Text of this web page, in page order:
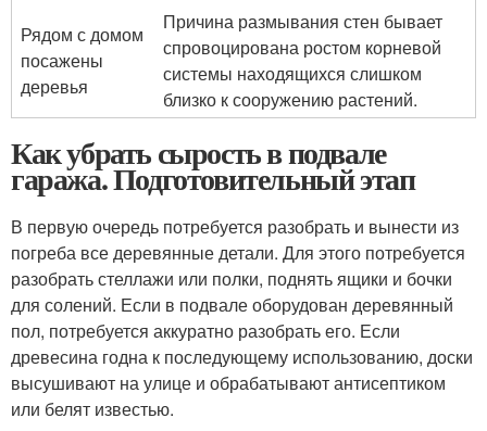
Рядом с домом
посажены
деревья
Причина размывания стен бывает
спровоцирована ростом корневой
системы находящихся слишком
близко к сооружению растений.
Как убрать сырость в подвале
гаража. Подготовительный этап
В первую очередь потребуется разобрать и вынести из
погреба все деревянные детали. Для этого потребуется
разобрать стеллажи или полки, поднять ящики и бочки
для солений. Если в подвале оборудован деревянный
пол, потребуется аккуратно разобрать его. Если
древесина годна к последующему использованию, доски
высушивают на улице и обрабатывают антисептиком
или белят известью.